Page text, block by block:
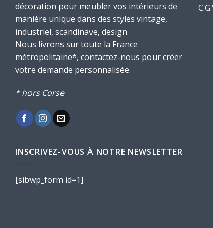
décoration pour meubler vos intérieurs de
manière unique dans des styles vintage,
industriel, scandinave, design.
Nous livrons sur toute la France
métropolitaine*, contactez-nous pour créer
votre demande personnalisée.
* hors Corse
INSCRIVEZ-VOUS À NOTRE NEWSLETTER
[sibwp_form id=1]